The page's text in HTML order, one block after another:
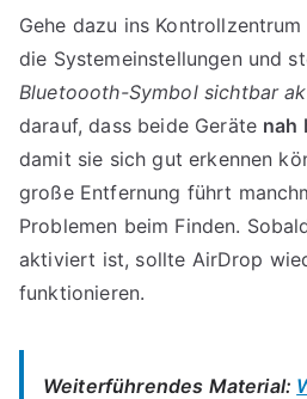
Gehe dazu ins
die Systemeinstellungen und
Bluetoooth-Symbol sichtbar
darauf, dass beide Geräte nah
damit sie sich gut erkennen
große Entfernung führt
Problemen beim Finden.
aktiviert ist, sollte AirDrop
funktionieren.
Weiterführendes Material: